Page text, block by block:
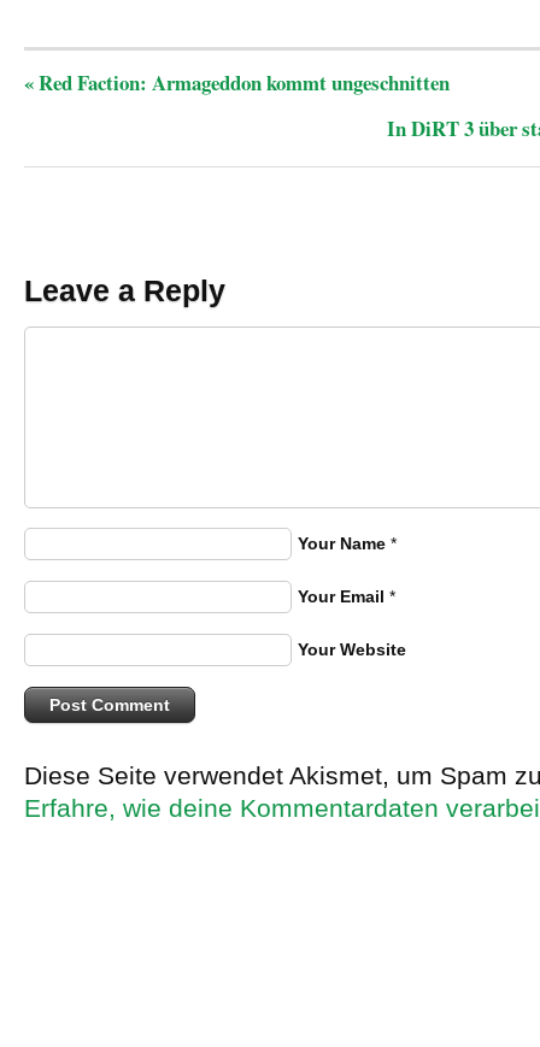
«Red Faction: Armageddon kommt ungeschnitten
In DiRT 3 über
Leave a Reply
Your Name *
Your Email *
Your Website
Diese Seite verwendet Akismet, um Spam
Erfahre, wie deine Kommentardaten